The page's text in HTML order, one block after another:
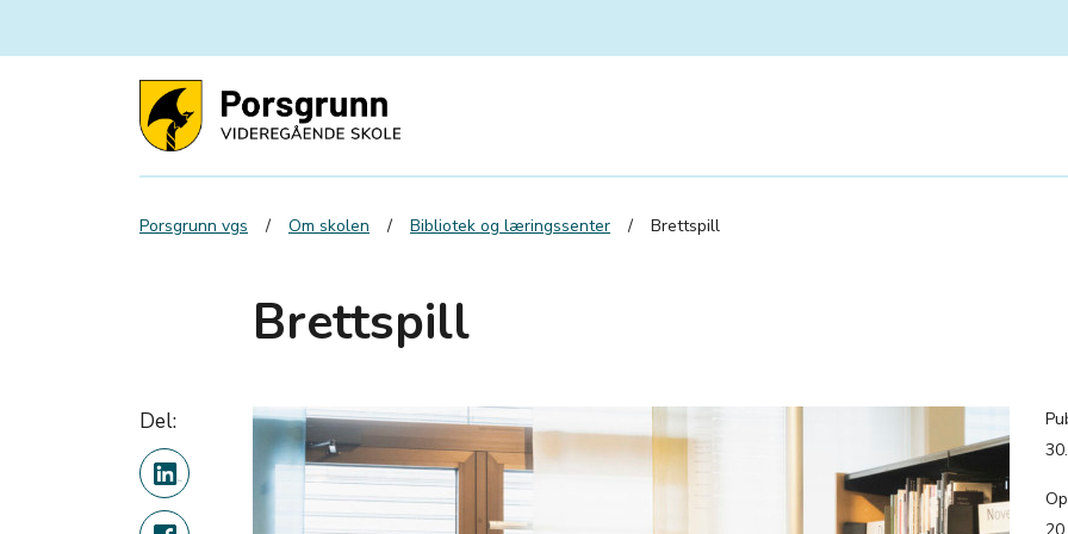
Porsgrunn vgs Om skolen Bibliotek og læringssenter Brettspill
Brettspill
Del: